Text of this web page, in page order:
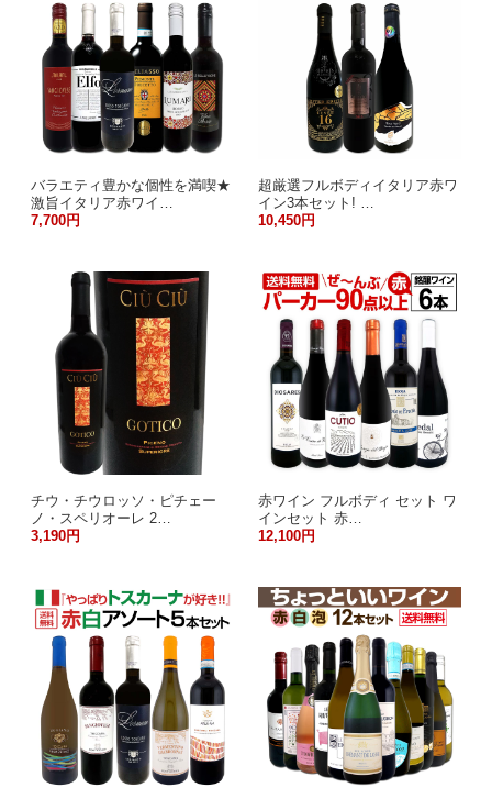
バラエティ豊かな個性を満喫★
激旨イタリア赤ワイ…
7,700円
超厳選フルボディイタリア赤ワ
イン3本セット! …
10,450円
チウ・チウロッソ・ピチェー
ノ・スペリオーレ 2…
3,190円
赤ワイン フルボディ セット ワ
インセット 赤…
12,100円